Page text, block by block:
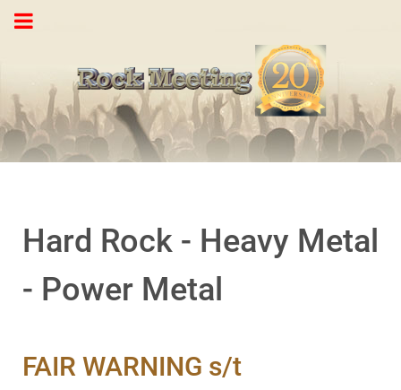
Hard Rock - Heavy Metal
- Power Metal
FAIR WARNING s/t